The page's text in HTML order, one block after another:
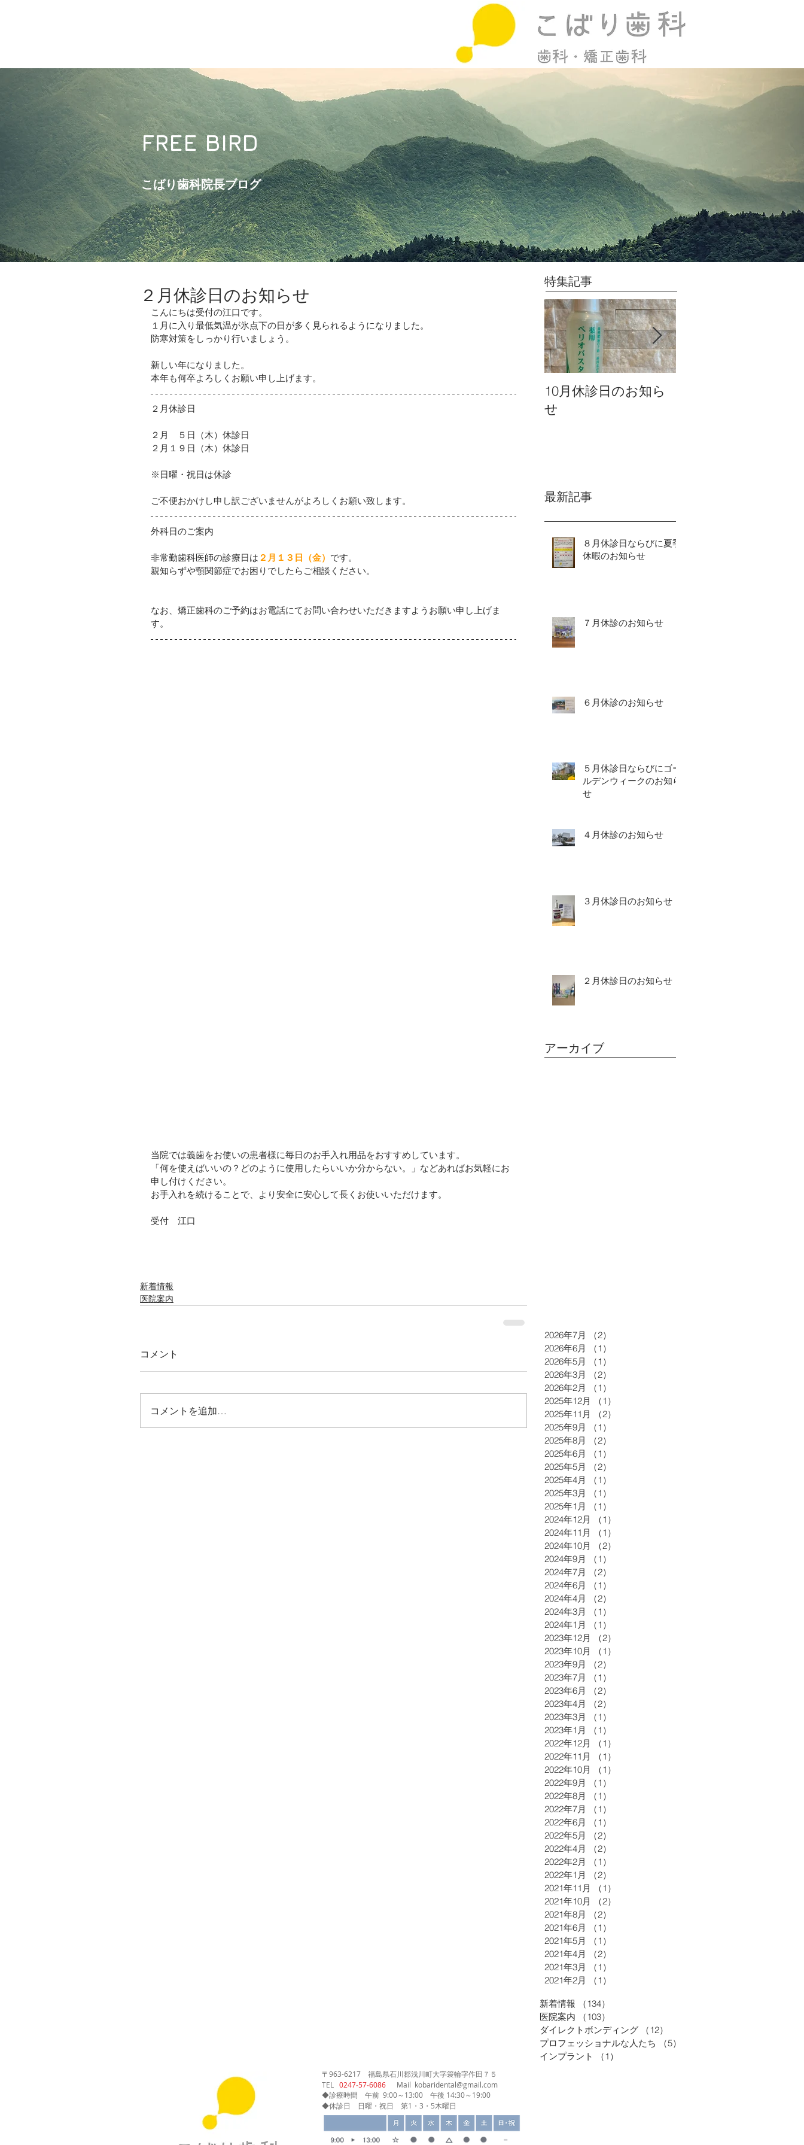
FREE BIRD
こばり歯科院長ブログ​
２月休診日のお知らせ
こんにちは受付の江口です。
１月に入り最低気温が氷点下の日が多く見られるようになりました。
防寒対策をしっかり行いましょう。
新しい年になりました。
本年も何卒よろしくお願い申し上げます。
２月休診日
２月　５日（木）休診日
２月１９日（木）休診日
※日曜・祝日は休診
ご不便おかけし申し訳ございませんがよろしくお願い致します。
外科日のご案内
非常勤歯科医師の診療日は ２月１３日（金） です。
親知らずや顎関節症でお困りでしたらご相談ください。
なお、矯正歯科のご予約はお電話にてお問い合わせいただきますようお願い申し上げま
す。
当院では義歯をお使いの患者様に毎日のお手入れ用品をおすすめしています。
「何を使えばいいの？どのように使用したらいいか分からない。」などあればお気軽にお
申し付けください。
お手入れを続けることで、より安全に安心して長くお使いいただけます。
受付　江口
新着情報
医院案内
コメント
コメントを追加…
特集記事
10月休診日のお知ら
せ
最新記事
８月休診日ならびに夏季
休暇のお知らせ
７月休診のお知らせ
６月休診のお知らせ
５月休診日ならびにゴー
ルデンウィークのお知ら
せ
４月休診のお知らせ
３月休診日のお知らせ
２月休診日のお知らせ
アーカイブ
2026年7月 （2）
2026年6月
（1）
2026年5月
（1）
2026年3月
（2）
2026年2月
（1）
2025年12月
（1）
2025年11月
（2）
2025年9月
（1）
2025年8月
（2）
2025年6月
（1）
2025年5月
（2）
2025年4月
（1）
2025年3月
（1）
2025年1月
（1）
2024年12月
（1）
2024年11月
（1）
2024年10月
（2）
2024年9月
（1）
2024年7月
（2）
2024年6月
（1）
2024年4月
（2）
2024年3月
（1）
2024年1月
（1）
2023年12月
（2）
2023年10月
（1）
2023年9月
（2）
2023年7月
（1）
2023年6月
（2）
2023年4月
（2）
2023年3月
（1）
2023年1月
（1）
2022年12月
（1）
2022年11月
（1）
2022年10月
（1）
2022年9月
（1）
2022年8月
（1）
2022年7月
（1）
2022年6月
（1）
2022年5月
（2）
2022年4月
（2）
2022年2月
（1）
2022年1月
（2）
2021年11月
（1）
2021年10月
（2）
2021年8月
（2）
2021年6月
（1）
2021年5月
（1）
2021年4月
（2）
2021年3月
（1）
2021年2月
（1）
新着情報 （134）
医院案内
（103）
ダイレクトボンディング
（12）
プロフェッショナルな人たち
（5）
インプラント
（1）
〒963-6217 福島県石川郡浅川町大字簑輪字作田７５
​TEL 0247‐57‐6086 Mail kobaridental@gmail.com
◆診療時間 午前 9:00～13:00 午後 14:30～19:00
◆休診日 日曜・祝日 第1・3・5木曜日